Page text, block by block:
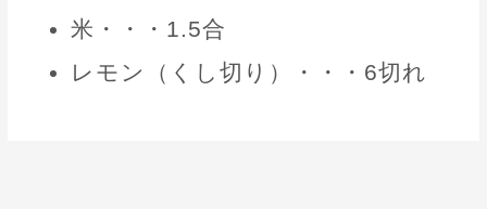
米・・・1.5合
レモン（くし切り）・・・6切れ